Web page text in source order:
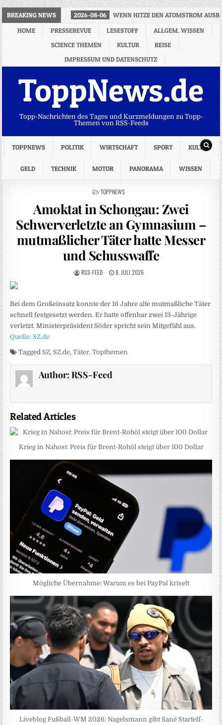
BREAKING NEWS 2026-08-06
WENN HITZE DEN ATOMSTROM
HOME
PRESSEREVUE LESESTOFF
ALLGEM. WISSEN
SCIENCE THEMEN
KULTUR
REISE
IMPRESSUM UND DATENSCHUTZ
ToppNews.de
Topp-Nachrichten des Tages und Kurzmeldungen zu Topp-
Themen von RSS-Feeds
TOPPNEWS POLITIK WIRTSCHAFT SPORT KULTUR
GELD TECHNIK MOTOR PANORAMA WISSEN
POSTED
TOPPNEWS
Amoktat in Schongau: Zwei
Schwerverletzte an Gymnasium –
mutmaßlicher Täter hatte Messer
und Schusswaffe
RSS-FEED 8. JULI 2026
Bei dem Großeinsatz konnte der 16 Jahre alte mutmaßliche Täter
schnell festgesetzt werden. Er hatte offenbar zwei 13-Jährige
verletzt. Ministerpräsident Söder spricht sein Mitgefühl aus.
Quelle: SZ.de
Tagged SZ, SZ.de,Täter,Topthemen
Author: RSS-Feed
Related Articles
Krieg in Nahost: Preis für Brent-Rohöl steigt über 100 Dollar
Mögliche Übernahme: Warum es bei PayPal kriselt
Liveblog Fußball-WM 2026: Nagelsmann gibt Sané Startelf-